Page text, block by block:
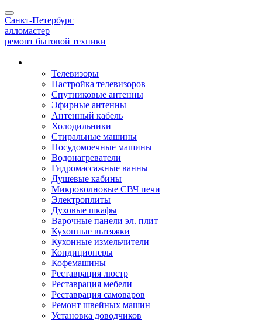
Toggle
navigation
Санкт-Петербург
алломастер
ремонт бытовой техники
Телевизоры
Настройка телевизоров
Спутниковые антенны
Эфирные антенны
Антенный кабель
Холодильники
Стиральные машины
Посудомоечные машины
Водонагреватели
Гидромассажные ванны
Душевые кабины
Микроволновые СВЧ печи
Электроплиты
Духовые шкафы
Варочные панели эл. плит
Кухонные вытяжки
Кухонные измельчители
Кондиционеры
Кофемашины
Реставрация люстр
Реставрация мебели
Реставрация самоваров
Ремонт швейных машин
Установка доводчиков